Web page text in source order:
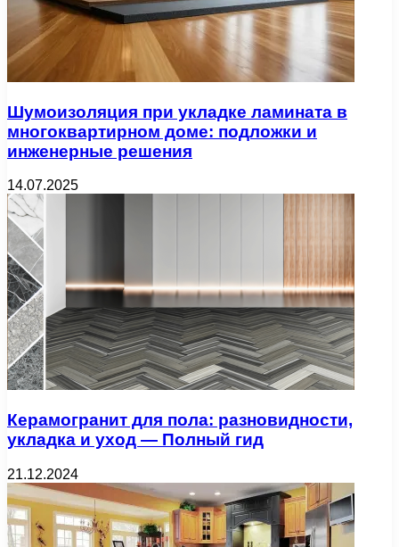
Шумоизоляция при укладке ламината в
многоквартирном доме: подложки и
инженерные решения
14.07.2025
Керамогранит для пола: разновидности,
укладка и уход — Полный гид
21.12.2024